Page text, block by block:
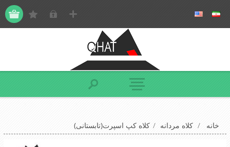
خانه / کلاه مردانه / کلاه کپ اسپرت(تابستانی)